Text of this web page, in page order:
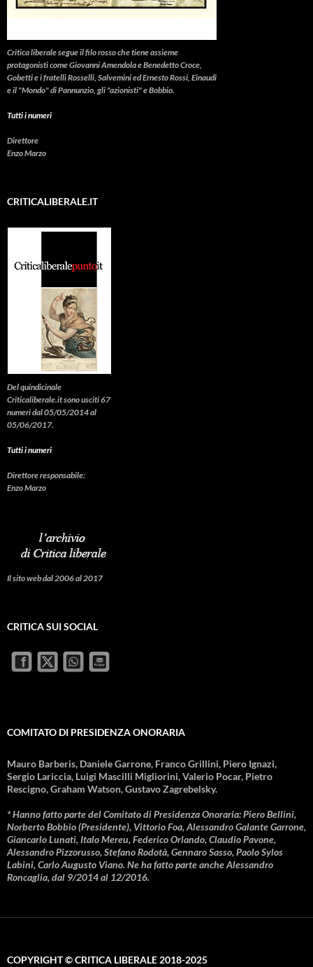
Critica liberalesegue il filo rosso che tiene assieme
protagonisti come Giovanni Amendola e Benedetto Croce,
Gobetti e i fratelli Rosselli, Salvemini ed Ernesto Rossi, Einaudi
e il "Mondo" di Pannunzio, gli "azionisti" e Bobbio.
Tutti i numeri
Direttore
Enzo Marzo
CRITICALIBERALE.IT
Del quindicinale
Criticaliberale.it sono usciti 67
numeri dal 05/05/2014 al
05/06/2017.
Tutti i numeri
Direttore responsabile:
Enzo Marzo
Il sito web dal 2006 al 2017
CRITICA SUI SOCIAL
COMITATO DI PRESIDENZA ONORARIA
Mauro Barberis, Daniele Garrone, Franco Grillini, Piero Ignazi,
Sergio Lariccia, Luigi Mascilli Migliorini, Valerio Pocar, Pietro
Rescigno, Graham Watson, Gustavo Zagrebelsky.
* Hanno fatto parte del Comitato di Presidenza Onoraria: Piero Bellini,
Norberto Bobbio (Presidente), Vittorio Foa, Alessandro Galante Garrone,
Giancarlo Lunati, Italo Mereu, Federico Orlando, Claudio Pavone,
Alessandro Pizzorusso, Stefano Rodotà, Gennaro Sasso, Paolo Sylos
Labini, Carlo Augusto Viano. Ne ha fatto parte anche Alessandro
Roncaglia, dal 9/2014 al 12/2016.
COPYRIGHT © CRITICA LIBERALE 2018-2025